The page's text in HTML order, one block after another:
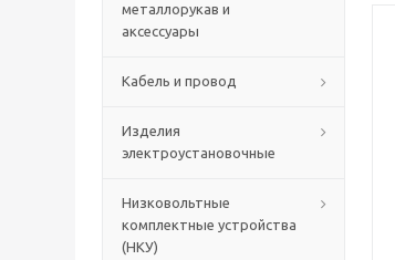
металлорукав и
аксессуары
Кабель и провод
Изделия
электроустановочные
Низковольтные
комплектные устройства
(НКУ)